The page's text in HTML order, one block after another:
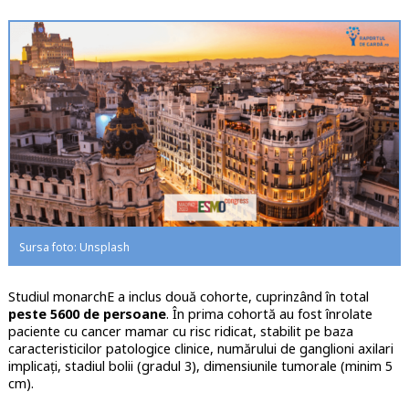
Sursa foto: Unsplash
Studiul monarchE a inclus două cohorte, cuprinzând în total
peste 5600 de persoane. În prima cohortă au fost înrolate
paciente cu cancer mamar cu risc ridicat, stabilit pe baza
caracteristicilor patologice clinice, numărului de ganglioni axilari
implicați, stadiul bolii (gradul 3), dimensiunile tumorale (minim 5
cm).